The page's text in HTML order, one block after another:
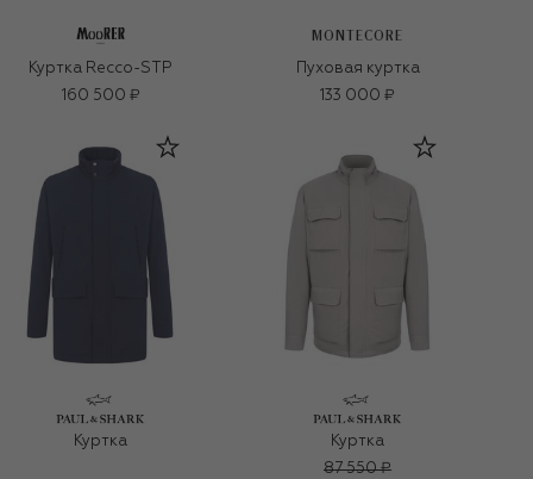
Куртка Recco-STP
160 500 ₽
MONTECORE
Пуховая куртка
133 000 ₽
Куртка
Куртка
87 550 ₽